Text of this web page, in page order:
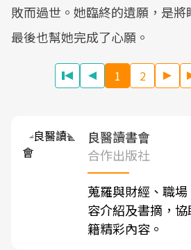
敗而過世。她臨終的遺願，是
最後也幫她完成了心願。
1 2
良醫讀書會
合作出版社
蒐羅與財經、職
容介紹及書摘，
籍精彩內容。